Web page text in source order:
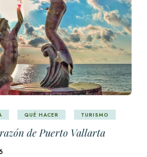
QUÉ HACER TURISMO
de Puerto Vallarta